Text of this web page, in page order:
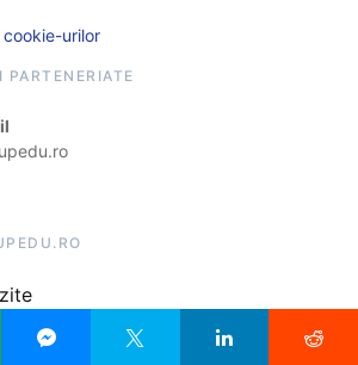
urilor